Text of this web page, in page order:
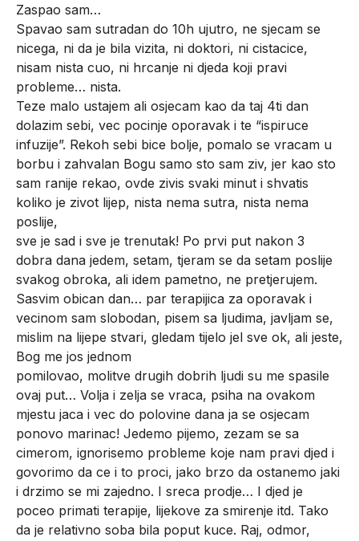
Zaspao sam…
Spavao sam sutradan do 10h ujutro, ne sjecam se
nicega, ni da je bila vizita, ni doktori, ni cistacice,
nisam nista cuo, ni hrcanje ni djeda koji pravi
probleme… nista.
Teze malo ustajem ali osjecam kao da taj 4ti dan
dolazim sebi, vec pocinje oporavak i te “ispiruce
infuzije”. Rekoh sebi bice bolje, pomalo se vracam u
borbu i zahvalan Bogu samo sto sam ziv, jer kao sto
sam ranije rekao, ovde zivis svaki minut i shvatis
koliko je zivot lijep, nista nema sutra, nista nema
poslije,
sve je sad i sve je trenutak! Po prvi put nakon 3
dobra dana jedem, setam, tjeram se da setam poslije
svakog obroka, ali idem pametno, ne pretjerujem.
Sasvim obican dan… par terapijica za oporavak i
vecinom sam slobodan, pisem sa ljudima, javljam se,
mislim na lijepe stvari, gledam tijelo jel sve ok, ali jeste,
Bog me jos jednom
pomilovao, molitve drugih dobrih ljudi su me spasile
ovaj put… Volja i zelja se vraca, psiha na ovakom
mjestu jaca i vec do polovine dana ja se osjecam
ponovo marinac! Jedemo pijemo, zezam se sa
cimerom, ignorisemo probleme koje nam pravi djed i
govorimo da ce i to proci, jako brzo da ostanemo jaki
i drzimo se mi zajedno. I sreca prodje… I djed je
poceo primati terapije, lijekove za smirenje itd. Tako
da je relativno soba bila poput kuce. Raj, odmor,